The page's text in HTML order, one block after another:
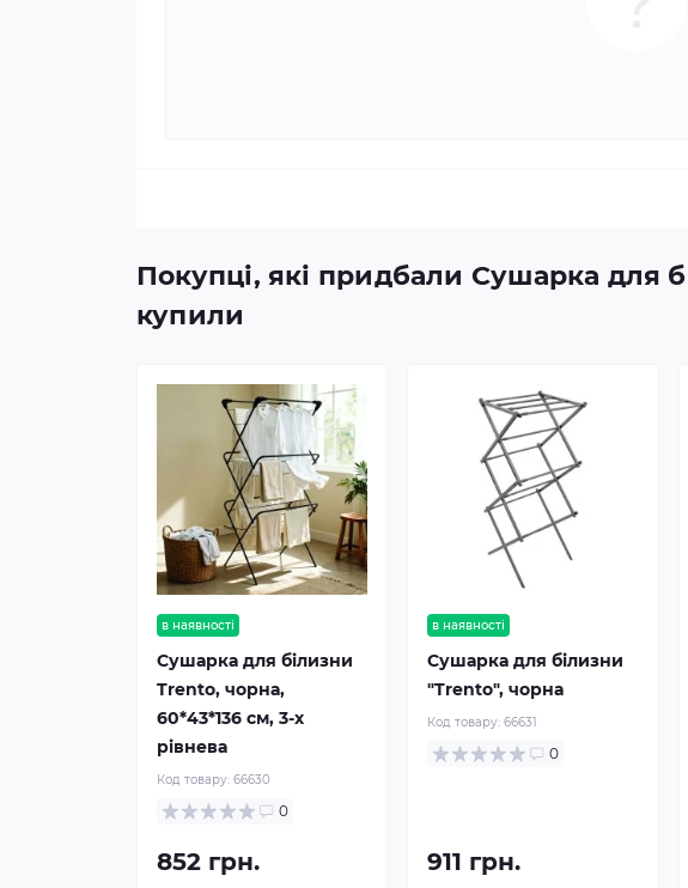
Покупці, які придбали Сушарка для
купили
в наявності
Сушарка для білизни
Trento, чорна,
60*43*136 см, 3-х
рівнева
Код товару: 66630
0
852 грн.
в наявності
Сушарка для білизни
"Trento", чорна
Код товару:66631
0
911 грн.